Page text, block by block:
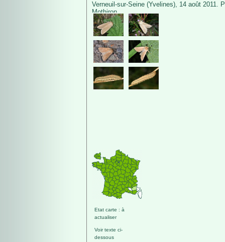
Verneuil-sur-Seine (Yvelines), 14 août 2011.
Mothiron.
Etat carte : à
actualiser
Voir texte ci-
dessous